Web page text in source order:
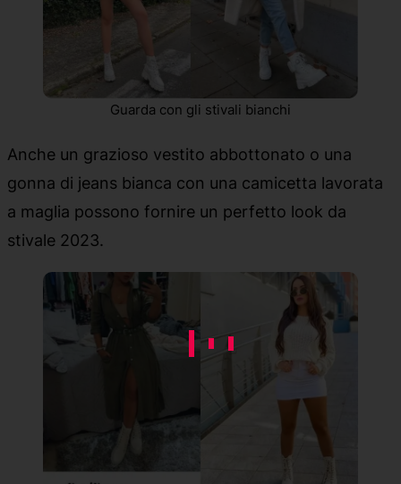
Guarda con gli stivali bianchi
Anche un grazioso vestito abbottonato o una
gonna di jeans bianca con una camicetta lavorata
a maglia possono fornire un perfetto look da
stivale 2023.